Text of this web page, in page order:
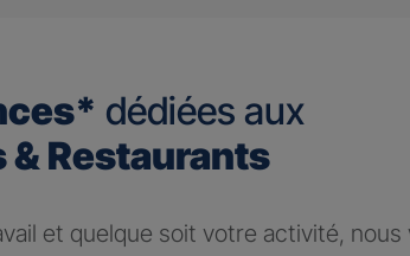
dédiées aux
& Restaurants
et quelque soit votre activité,